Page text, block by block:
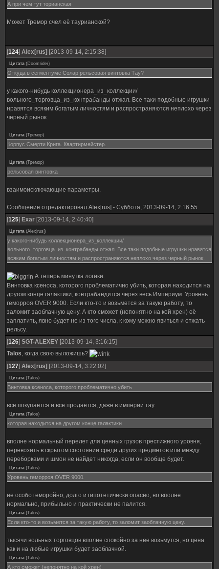
А при чем тут торианская
Может Тремор счел её таурианской?
[124] Alex[rus] [2013-09-14, 2:15:38]
Цитата (Doomrider)
Откуда в сегментуме Солар рельсовая винтовка Тау?
у какого-нибудь коллекционера_из_коллекции/
вольного_торговца_из_контрабанды отжал. Все таки подобные игрушки
нравятся всяким богатым личностям и распространяются неплохо через
черный рынок.
Цитата (Тремор)
Корпус Смерти Крига. Квартирмейстер.
Цитата (Тремор)
рельсовая винтовка
взаимоисключающие параметры.
Сообщение отредактировал Alex[rus] - Суббота, 2013-09-14, 2:16:55
[125] Exar [2013-09-14, 2:40:40]
Цитата (Alex|rus| )
у какого-нибудь коллекционера_из_коллекции/
вольного_торговца_из_контрабанды отжал. Все таки подобные игрушки нравятся
всяким богатым личностям и распространяются неплохо через черный рынок.
А теперь минутка логики.
Винтовка ксеноса, которого проблематично убить, которая находится на
другом конце галактики, контрабандится через весь Империум. Уровень
геморроя OVER 9000. Если кто-то и возьмется за такую работу, то
заломит заоблачную цену. А кто сможет (непонятно на кой хрен) её
заплатить, явно будет не из того числа, к кому можно явиться и отжать
рельсу.
[126] SGT-ALEXEY [2013-09-14, 3:16:15]
Talos, когда свою выложишь?
[127] Alex[rus] [2013-09-14, 3:22:02]
Цитата (Talos)
Винтовка ксеноса, которого проблематично убить
все покупается и все продается, даже в империи тау.
Цитата (Talos)
которая находится на другом конце галактики
вполне нормальный перелет для ценных грузов престижного уровня,
перевозить в скрытом состоянии среди других предметов или между
переборками и шмон не найдет никогда, если он вообще будет.
Цитата (Talos)
Уровень геморроя OVER 9000.
не особо геморойно, долго и гипотетически опасно, но вполне
нормально, прибыльно и практически не палится.
Цитата (Talos)
Если кто-то и возьмется за такую работу, то заломит заоблачную цену.
тысячи вольных торговцов вполне спокойно за нее возьмутся, но цена
как и на любые игрушки будет заоблачной.
Цитата (Talos)
А кто сможет (непонятно на кой хрен)